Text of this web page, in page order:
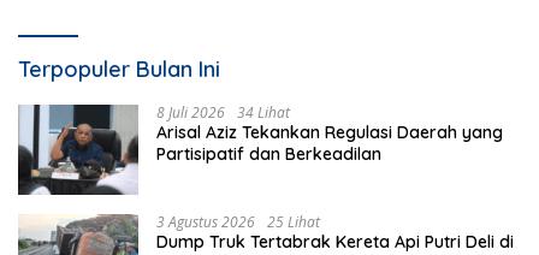
Terpopuler Bulan Ini
8 Juli 2026 34 Lihat
Arisal Aziz Tekankan Regulasi Daerah yang
Partisipatif dan Berkeadilan
3 Agustus 2026 25 Lihat
Dump Truk Tertabrak Kereta Api Putri Deli di